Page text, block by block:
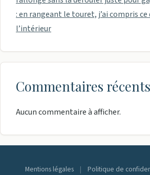
: en rangeant le touret, j’ai compris ce
l’intérieur
Commentaires récents
Aucun commentaire à afficher.
Mentions légales | Politique de